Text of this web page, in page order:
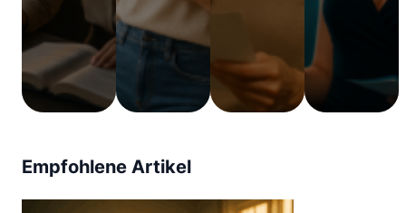
Empfohlene Artikel